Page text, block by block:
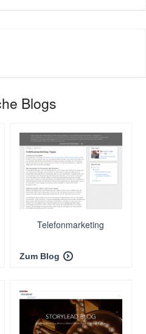
Blogs
Telefonmarketing
Zum Blog